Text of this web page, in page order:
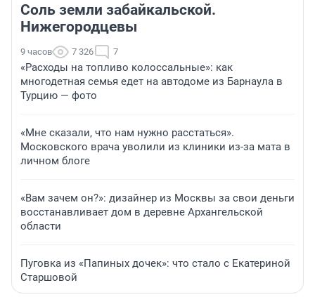
Соль земли забайкальской.
Нижегородцевы
9 часов 7 326 7
«Расходы на топливо колоссальные»: как
многодетная семья едет на автодоме из Барнаула в
Турцию — фото
«Мне сказали, что нам нужно расстаться».
Московского врача уволили из клиники из-за мата в
личном блоге
«Вам зачем он?»: дизайнер из Москвы за свои деньги
восстанавливает дом в деревне Архангельской
области
Пуговка из «Папиных дочек»: что стало с Екатериной
Старшовой